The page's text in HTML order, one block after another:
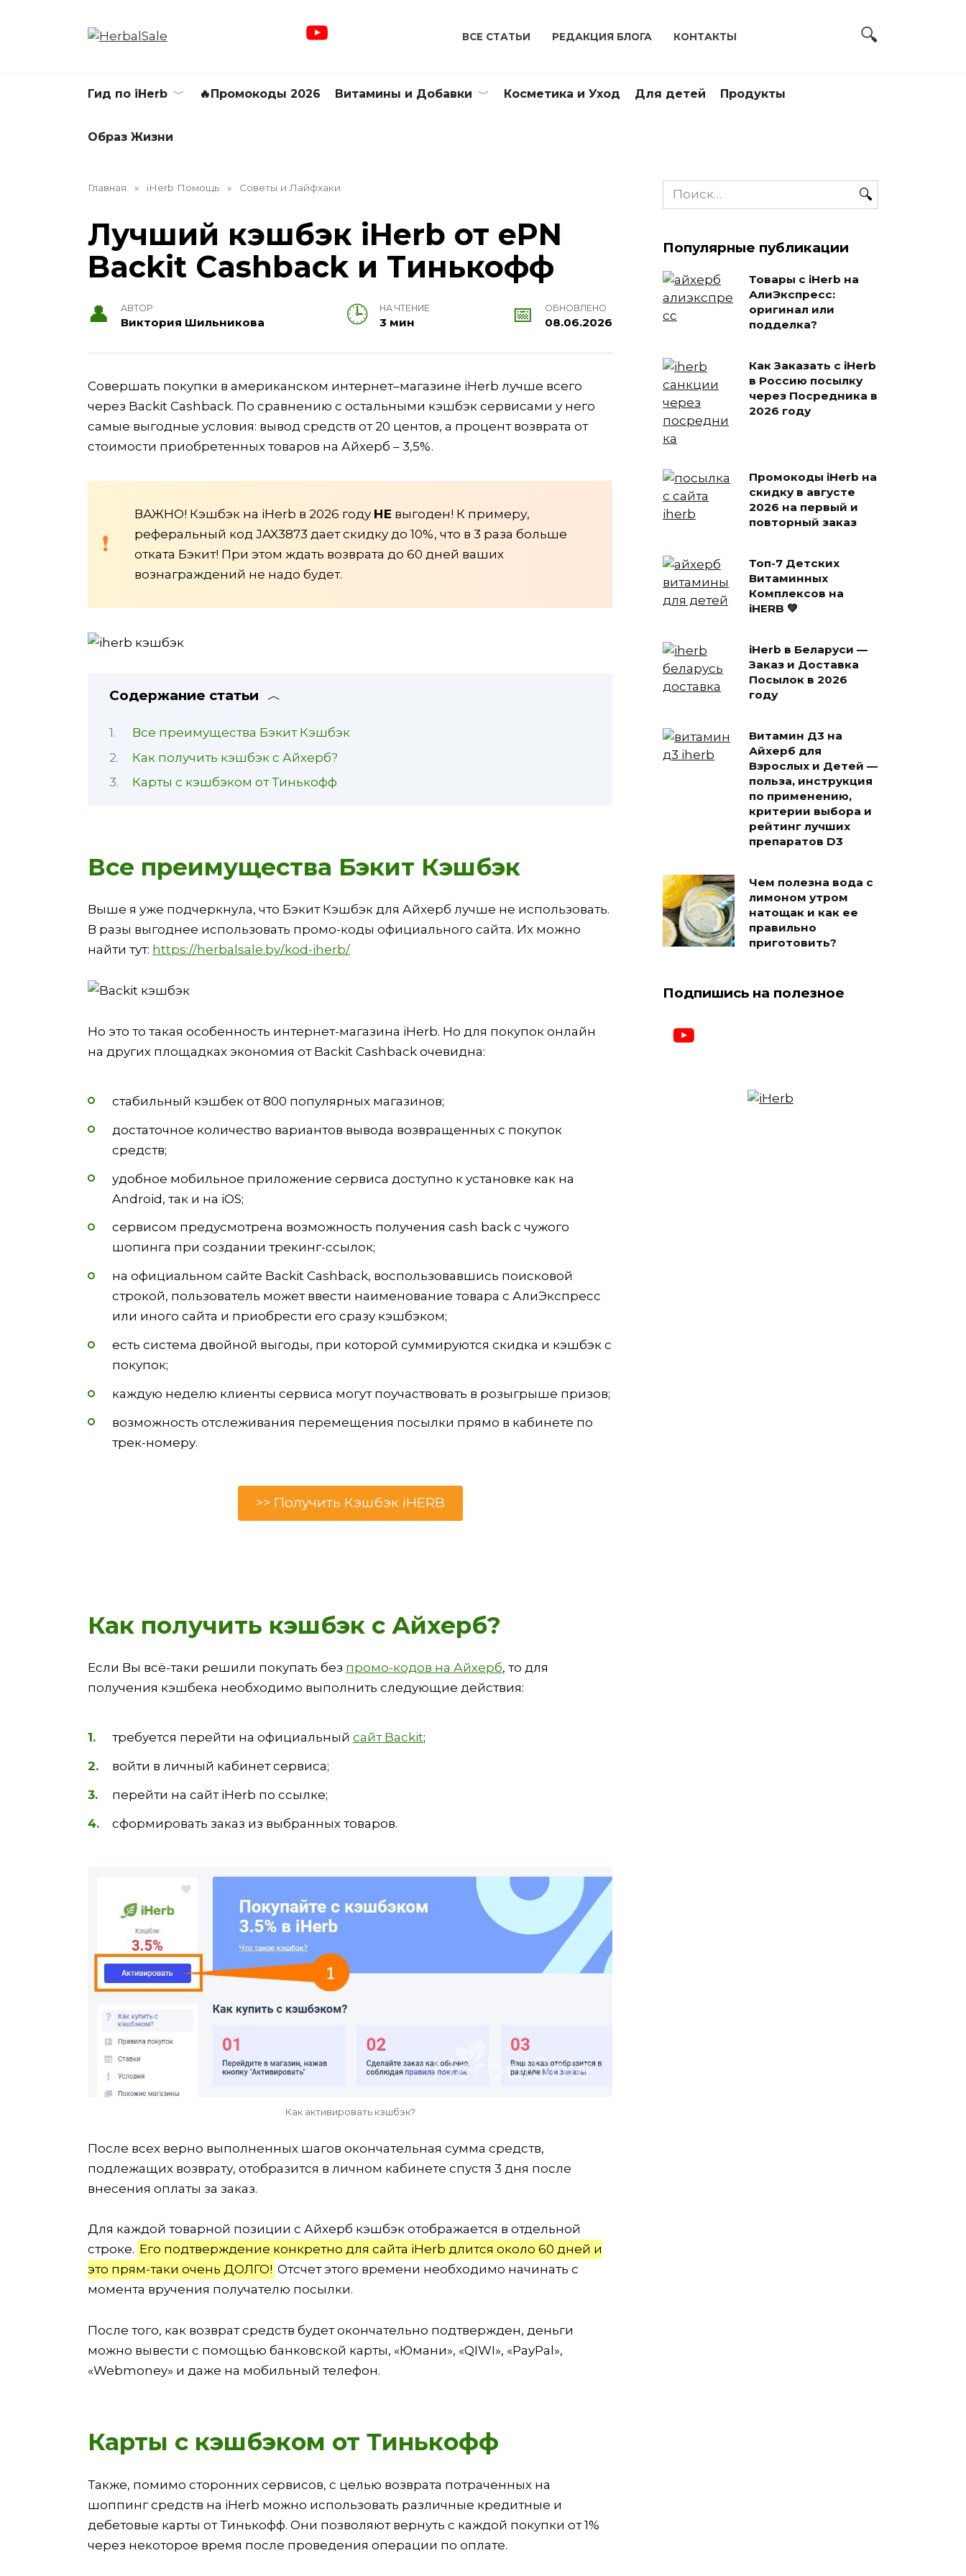
ВСЕ СТАТЬИ РЕДАКЦИЯ БЛОГА КОНТАКТЫ
Гид по iHerb 🔥Промокоды 2026 Витамины и Добавки Косметика и Уход Для детей Продукты
Образ Жизни
Главная » iHerb Помощь » Советы и Лайфхаки
Лучший кэшбэк iHerb от ePN
Backit Cashback и Тинькофф
АВТОР
Виктория Шильникова
НА ЧТЕНИЕ
3 мин
ОБНОВЛЕНО
08.06.2026
Совершать покупки в американском интернет–магазине iHerb лучше всего
через Backit Cashback. По сравнению с остальными кэшбэк сервисами у него
самые выгодные условия: вывод средств от 20 центов, а процент возврата от
стоимости приобретенных товаров на Айхерб – 3,5%.
ВАЖНО! Кэшбэк на iHerb в 2026 году НЕ выгоден! К примеру,
реферальный код JAX3873 дает скидку до 10%, что в 3 раза больше
отката Бэкит! При этом ждать возврата до 60 дней ваших
вознаграждений не надо будет.
Содержание статьи
Все преимущества Бэкит Кэшбэк
Как получить кэшбэк с Айхерб?
Карты с кэшбэком от Тинькофф
Все преимущества Бэкит Кэшбэк
Выше я уже подчеркнула, что Бэкит Кэшбэк для Айхерб лучше не использовать.
В разы выгоднее использовать промо-коды официального сайта. Их можно
найти тут: https://herbalsale.by/kod-iherb/
Но это то такая особенность интернет-магазина iHerb. Но для покупок онлайн
на других площадках экономия от Backit Cashback очевидна:
стабильный кэшбек от 800 популярных магазинов;
достаточное количество вариантов вывода возвращенных с покупок
средств;
удобное мобильное приложение сервиса доступно к установке как на
Android, так и на iOS;
сервисом предусмотрена возможность получения cash back с чужого
шопинга при создании трекинг-ссылок;
на официальном сайте Backit Cashback, воспользовавшись поисковой
строкой, пользователь может ввести наименование товара с АлиЭкспресс
или иного сайта и приобрести его сразу кэшбэком;
есть система двойной выгоды, при которой суммируются скидка и кэшбэк с
покупок;
каждую неделю клиенты сервиса могут поучаствовать в розыгрыше призов;
возможность отслеживания перемещения посылки прямо в кабинете по
трек-номеру.
>> Получить Кэшбэк iHERB
Как получить кэшбэк с Айхерб?
Если Вы всё-таки решили покупать без промо-кодов на Айхерб, то для
получения кэшбека необходимо выполнить следующие действия:
требуется перейти на официальный сайт Backit;
войти в личный кабинет сервиса;
перейти на сайт iHerb по ссылке;
сформировать заказ из выбранных товаров.
Как активировать кэшбэк?
После всех верно выполненных шагов окончательная сумма средств,
подлежащих возврату, отобразится в личном кабинете спустя 3 дня после
внесения оплаты за заказ.
Для каждой товарной позиции с Айхерб кэшбэк отображается в отдельной
строке. Его подтверждение конкретно для сайта iHerb длится около 60 дней и
это прям-таки очень ДОЛГО! Отсчет этого времени необходимо начинать с
момента вручения получателю посылки.
После того, как возврат средств будет окончательно подтвержден, деньги
можно вывести с помощью банковской карты, «Юмани», «QIWI», «PayPal»,
«Webmoney» и даже на мобильный телефон.
Карты с кэшбэком от Тинькофф
Также, помимо сторонних сервисов, с целью возврата потраченных на
шоппинг средств на iHerb можно использовать различные кредитные и
дебетовые карты от Тинькофф. Они позволяют вернуть с каждой покупки от 1%
через некоторое время после проведения операции по оплате.
Search
for:
Популярные публикации
Товары с iHerb на
АлиЭкспресс:
оригинал или
подделка?
Как Заказать с iHerb
в Россию посылку
через Посредника в
2026 году
Промокоды iHerb на
скидку в августе
2026 на первый и
повторный заказ
Топ-7 Детских
Витаминных
Комплексов на
iHERB 💚
iHerb в Беларуси —
Заказ и Доставка
Посылок в 2026
году
Витамин Д3 на
Айхерб для
Взрослых и Детей —
польза, инструкция
по применению,
критерии выбора и
рейтинг лучших
препаратов D3
Чем полезна вода с
лимоном утром
натощак и как ее
правильно
приготовить?
Подпишись на полезное